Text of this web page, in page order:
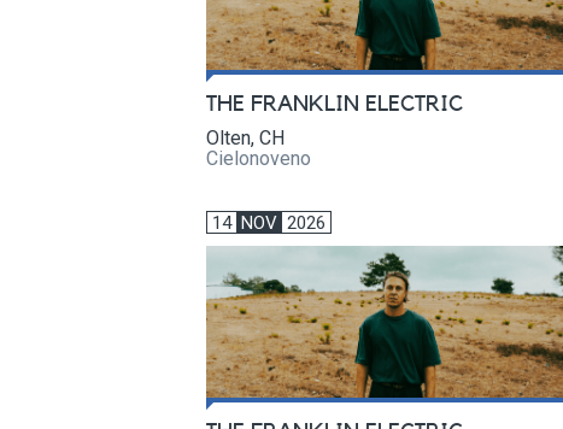
THE FRANKLIN ELECTRIC
Olten, CH
Cielonoveno
14 NOV 2026